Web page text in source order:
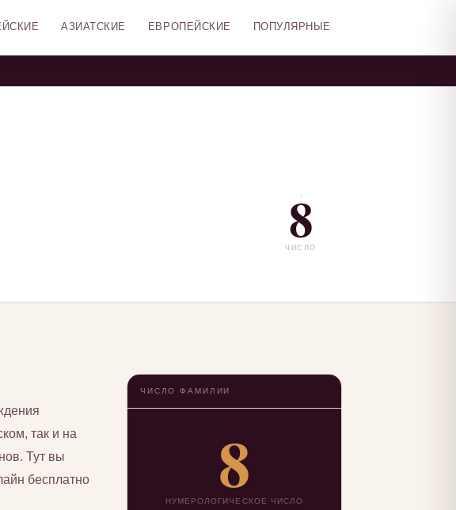
АЗИАТСКИЕ ЕВРОПЕЙСКИЕ ПОПУЛЯРНЫЕ
8
ЧИСЛО
так и на
Тут вы
бесплатно
ЧИСЛО ФАМИЛИИ
8
НУМЕРОЛОГИЧЕСКОЕ ЧИСЛО